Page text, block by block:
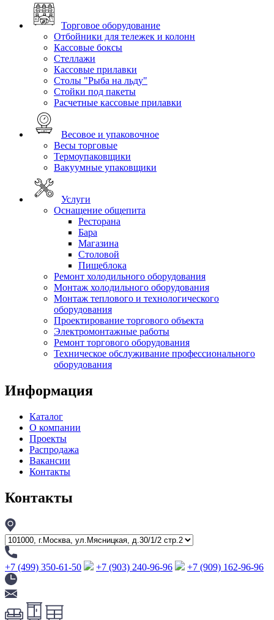
Торговое оборудование
Отбойники для тележек и колонн
Кассовые боксы
Стеллажи
Кассовые прилавки
Столы "Рыба на льду"
Стойки под пакеты
Расчетные кассовые прилавки
Весовое и упаковочное
Весы торговые
Термоупаковщики
Вакуумные упаковщики
Услуги
Оснащение общепита
Ресторана
Бара
Магазина
Столовой
Пищеблока
Ремонт холодильного оборудования
Монтаж холодильного оборудования
Монтаж теплового и технологического
оборудования
Проектирование торгового объекта
Электромонтажные работы
Ремонт торгового оборудования
Техническое обслуживание профессионального
оборудования
Информация
Каталог
О компании
Проекты
Распродажа
Вакансии
Контакты
Контакты
+7 (499) 350-61-50 +7 (903) 240-96-96 +7 (909) 162-96-96